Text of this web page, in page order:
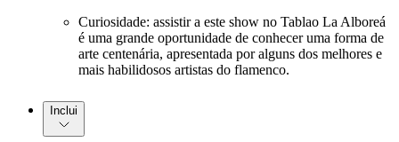
Curiosidade: assistir a este show no Tablao La Alboreá
é uma grande oportunidade de conhecer uma forma de
arte centenária, apresentada por alguns dos melhores e
mais habilidosos artistas do flamenco.
Inclui